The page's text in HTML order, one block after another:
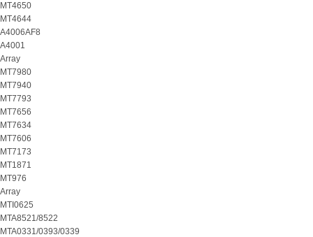
MT4650
MT4644
A4006AF8
A4001
Array
MT7980
MT7940
MT7793
MT7656
MT7634
MT7606
MT7173
MT1871
MT976
Array
MTI0625
MTA8521/8522
MTA0331/0393/0339